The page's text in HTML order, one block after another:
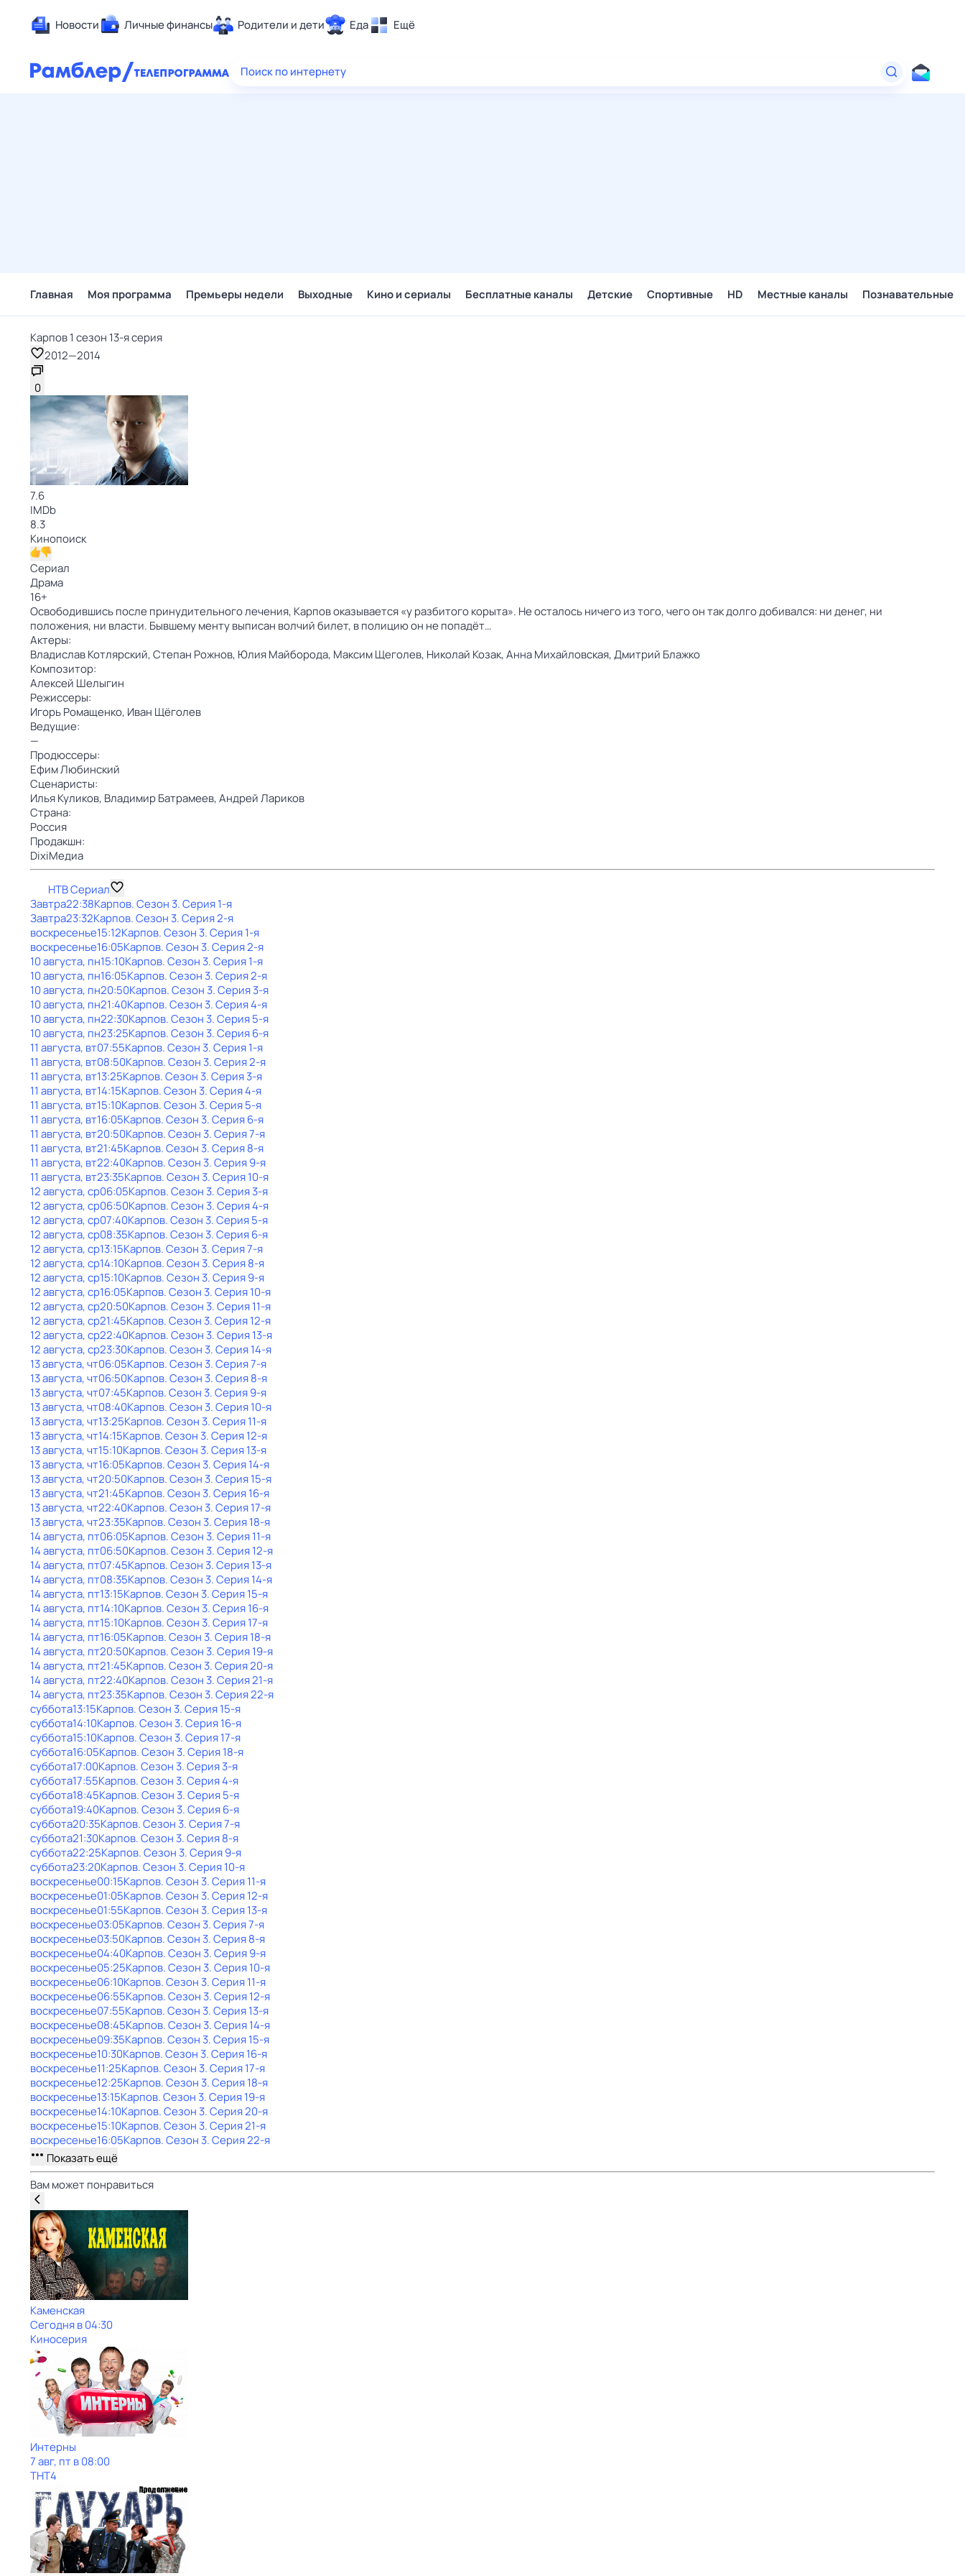
Новости Личные финансы Родители и дети Еда Ещё
Здоровье
Поиск по интернету
Главная Моя программа Премьеры недели Выходные Кино и сериалы Бесплатные каналы Детские Спортивные HD Местные каналы Познавательные
Карпов 1 сезон 13-я серия
2012—2014
0
7.6
IMDb
8.3
Кинопоиск
Сериал
Драма
16+
Освободившись после принудительного лечения, Карпов оказывается «у разбитого корыта». Не осталось ничего из того, чего он так долго добивался: ни денег, ни
положения, ни власти. Бывшему менту выписан волчий билет, в полицию он не попадёт…
Актеры:
Владислав Котлярский,Степан Рожнов, Юлия Майборода, Максим Щеголев, Николай Козак,Анна Михайловская,Дмитрий Блажко
Композитор:
Алексей Шелыгин
Режиссеры:
Игорь Ромащенко, Иван Щёголев
Ведущие:
—
Продюссеры:
Ефим Любинский
Сценаристы:
Илья Куликов, Владимир Батрамеев,Андрей Лариков
Страна:
Россия
Продакшн:
DixiМедиа
НТВ Сериал
Завтра22:38Карпов. Сезон 3. Серия 1-я
Завтра23:32Карпов. Сезон 3. Серия 2-я
воскресенье15:12Карпов. Сезон 3. Серия 1-я
воскресенье16:05Карпов. Сезон 3. Серия 2-я
10 августа, пн15:10Карпов. Сезон 3. Серия 1-я
10 августа, пн16:05Карпов. Сезон 3. Серия 2-я
10 августа, пн20:50Карпов. Сезон 3. Серия 3-я
10 августа, пн21:40Карпов. Сезон 3. Серия 4-я
10 августа, пн22:30Карпов. Сезон 3. Серия 5-я
10 августа, пн23:25Карпов. Сезон 3. Серия 6-я
11 августа, вт07:55Карпов. Сезон 3. Серия 1-я
11 августа, вт08:50Карпов. Сезон 3. Серия 2-я
11 августа, вт13:25Карпов. Сезон 3. Серия 3-я
11 августа, вт14:15Карпов. Сезон 3. Серия 4-я
11 августа, вт15:10Карпов. Сезон 3. Серия 5-я
11 августа, вт16:05Карпов. Сезон 3. Серия 6-я
11 августа, вт20:50Карпов. Сезон 3. Серия 7-я
11 августа, вт21:45Карпов. Сезон 3. Серия 8-я
11 августа, вт22:40Карпов. Сезон 3. Серия 9-я
11 августа, вт23:35Карпов. Сезон 3. Серия 10-я
12 августа, ср06:05Карпов. Сезон 3. Серия 3-я
12 августа, ср06:50Карпов. Сезон 3. Серия 4-я
12 августа, ср07:40Карпов. Сезон 3. Серия 5-я
12 августа, ср08:35Карпов. Сезон 3. Серия 6-я
12 августа, ср13:15Карпов. Сезон 3. Серия 7-я
12 августа, ср14:10Карпов. Сезон 3. Серия 8-я
12 августа, ср15:10Карпов. Сезон 3. Серия 9-я
12 августа, ср16:05Карпов. Сезон 3. Серия 10-я
12 августа, ср20:50Карпов. Сезон 3. Серия 11-я
12 августа, ср21:45Карпов. Сезон 3. Серия 12-я
12 августа, ср22:40Карпов. Сезон 3. Серия 13-я
12 августа, ср23:30Карпов. Сезон 3. Серия 14-я
13 августа, чт06:05Карпов. Сезон 3. Серия 7-я
13 августа, чт06:50Карпов. Сезон 3. Серия 8-я
13 августа, чт07:45Карпов. Сезон 3. Серия 9-я
13 августа, чт08:40Карпов. Сезон 3. Серия 10-я
13 августа, чт13:25Карпов. Сезон 3. Серия 11-я
13 августа, чт14:15Карпов. Сезон 3. Серия 12-я
13 августа, чт15:10Карпов. Сезон 3. Серия 13-я
13 августа, чт16:05Карпов. Сезон 3. Серия 14-я
13 августа, чт20:50Карпов. Сезон 3. Серия 15-я
13 августа, чт21:45Карпов. Сезон 3. Серия 16-я
13 августа, чт22:40Карпов. Сезон 3. Серия 17-я
13 августа, чт23:35Карпов. Сезон 3. Серия 18-я
14 августа, пт06:05Карпов. Сезон 3. Серия 11-я
14 августа, пт06:50Карпов. Сезон 3. Серия 12-я
14 августа, пт07:45Карпов. Сезон 3. Серия 13-я
14 августа, пт08:35Карпов. Сезон 3. Серия 14-я
14 августа, пт13:15Карпов. Сезон 3. Серия 15-я
14 августа, пт14:10Карпов. Сезон 3. Серия 16-я
14 августа, пт15:10Карпов. Сезон 3. Серия 17-я
14 августа, пт16:05Карпов. Сезон 3. Серия 18-я
14 августа, пт20:50Карпов. Сезон 3. Серия 19-я
14 августа, пт21:45Карпов. Сезон 3. Серия 20-я
14 августа, пт22:40Карпов. Сезон 3. Серия 21-я
14 августа, пт23:35Карпов. Сезон 3. Серия 22-я
суббота13:15Карпов. Сезон 3. Серия 15-я
суббота14:10Карпов. Сезон 3. Серия 16-я
суббота15:10Карпов. Сезон 3. Серия 17-я
суббота16:05Карпов. Сезон 3. Серия 18-я
суббота17:00Карпов. Сезон 3. Серия 3-я
суббота17:55Карпов. Сезон 3. Серия 4-я
суббота18:45Карпов. Сезон 3. Серия 5-я
суббота19:40Карпов. Сезон 3. Серия 6-я
суббота20:35Карпов. Сезон 3. Серия 7-я
суббота21:30Карпов. Сезон 3. Серия 8-я
суббота22:25Карпов. Сезон 3. Серия 9-я
суббота23:20Карпов. Сезон 3. Серия 10-я
воскресенье00:15Карпов. Сезон 3. Серия 11-я
воскресенье01:05Карпов. Сезон 3. Серия 12-я
воскресенье01:55Карпов. Сезон 3. Серия 13-я
воскресенье03:05Карпов. Сезон 3. Серия 7-я
воскресенье03:50Карпов. Сезон 3. Серия 8-я
воскресенье04:40Карпов. Сезон 3. Серия 9-я
воскресенье05:25Карпов. Сезон 3. Серия 10-я
воскресенье06:10Карпов. Сезон 3. Серия 11-я
воскресенье06:55Карпов. Сезон 3. Серия 12-я
воскресенье07:55Карпов. Сезон 3. Серия 13-я
воскресенье08:45Карпов. Сезон 3. Серия 14-я
воскресенье09:35Карпов. Сезон 3. Серия 15-я
воскресенье10:30Карпов. Сезон 3. Серия 16-я
воскресенье11:25Карпов. Сезон 3. Серия 17-я
воскресенье12:25Карпов. Сезон 3. Серия 18-я
воскресенье13:15Карпов. Сезон 3. Серия 19-я
воскресенье14:10Карпов. Сезон 3. Серия 20-я
воскресенье15:10Карпов. Сезон 3. Серия 21-я
воскресенье16:05Карпов. Сезон 3. Серия 22-я
Показать ещё
Вам может понравиться
Каменская
Сегодня в 04:30
Киносерия
Интерны
7 авг, пт в 08:00
ТНТ4